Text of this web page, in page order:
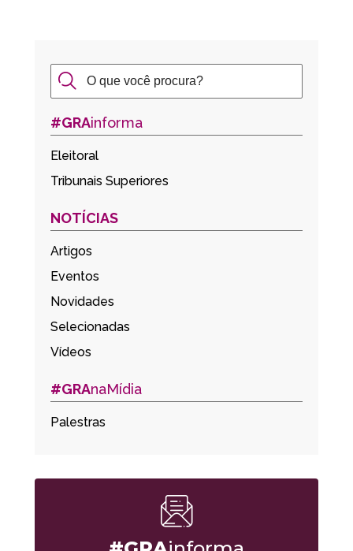
#GRAinforma
Eleitoral
Tribunais Superiores
NOTÍCIAS
Artigos
Eventos
Novidades
Selecionadas
Vídeos
#GRAnaMídia
Palestras